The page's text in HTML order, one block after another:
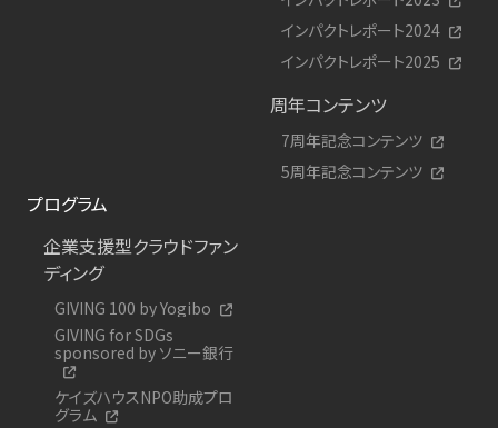
インパクトレポート2024
インパクトレポート2025
周年コンテンツ
7周年記念コンテンツ
5周年記念コンテンツ
プログラム
企業支援型クラウドファン
ディング
GIVING 100 by Yogibo
GIVING for SDGs
sponsored by ソニー銀行
ケイズハウスNPO助成プロ
グラム